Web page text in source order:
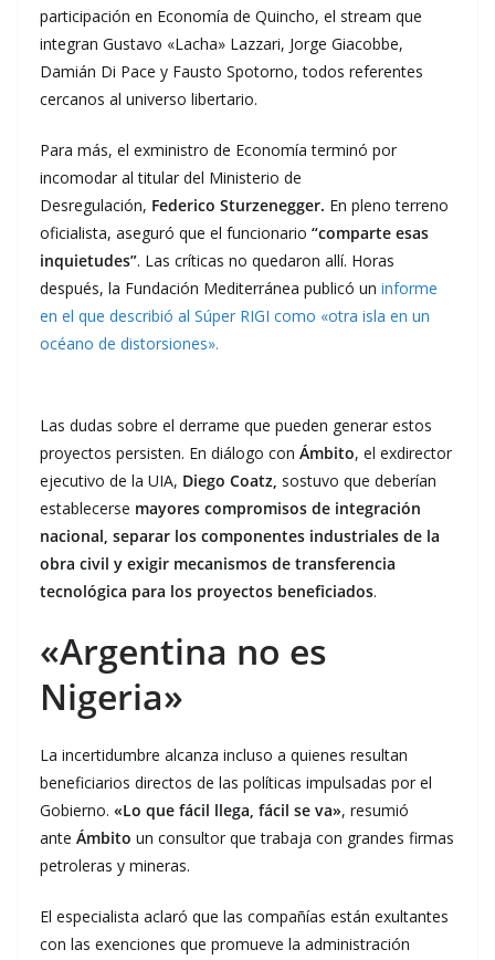
participación en Economía de Quincho, el stream que
integran Gustavo «Lacha» Lazzari, Jorge Giacobbe,
Damián Di Pace y Fausto Spotorno, todos referentes
cercanos al universo libertario.
Para más, el exministro de Economía terminó por
incomodar al titular del Ministerio de
Desregulación, Federico Sturzenegger. En pleno terreno
oficialista, aseguró que el funcionario “comparte esas
inquietudes”. Las críticas no quedaron allí. Horas
después, la Fundación Mediterránea publicó un informe
en el que describió al Súper RIGI como «otra isla en un
océano de distorsiones».
Las dudas sobre el derrame que pueden generar estos
proyectos persisten. En diálogo con Ámbito, el exdirector
ejecutivo de la UIA, Diego Coatz, sostuvo que deberían
establecerse mayores compromisos de integración
nacional, separar los componentes industriales de la
obra civil y exigir mecanismos de transferencia
tecnológica para los proyectos beneficiados.
«Argentina no es
Nigeria»
La incertidumbre alcanza incluso a quienes resultan
beneficiarios directos de las políticas impulsadas por el
Gobierno. «Lo que fácil llega, fácil se va», resumió
ante Ámbito un consultor que trabaja con grandes firmas
petroleras y mineras.
El especialista aclaró que las compañías están exultantes
con las exenciones que promueve la administración